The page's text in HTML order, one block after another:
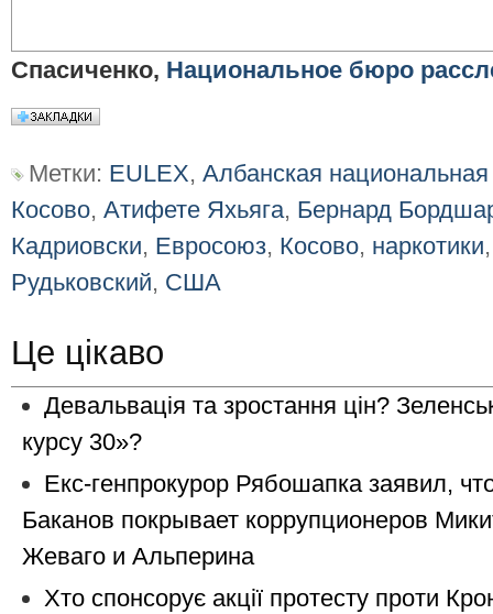
Спасиченко, Национальное бюро
Метки: EULEX, Албанская
Косово, Атифете Яхьяга, Бернард
Кадриовски, Евросоюз, Косово, наркотики
Рудьковский, США
Це цікаво
Девальвація та зростання цін?
курсу 30»?
Екс-генпрокурор Рябошапка заявил,
Баканов покрывает коррупционеров
Жеваго и Альперина
Хто спонсорує акції протесту проти